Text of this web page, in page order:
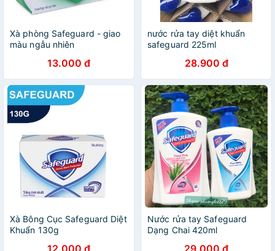
Xà phòng Safeguard - giao
màu ngẫu nhiên
13.000 đ
nước rửa tay diệt khuẩn
safeguard 225ml
28.900 đ
Xà Bông Cục Safeguard Diệt
Khuẩn 130g
12.000 đ
Nước rửa tay Safeguard
Dạng Chai 420ml
29.000 đ